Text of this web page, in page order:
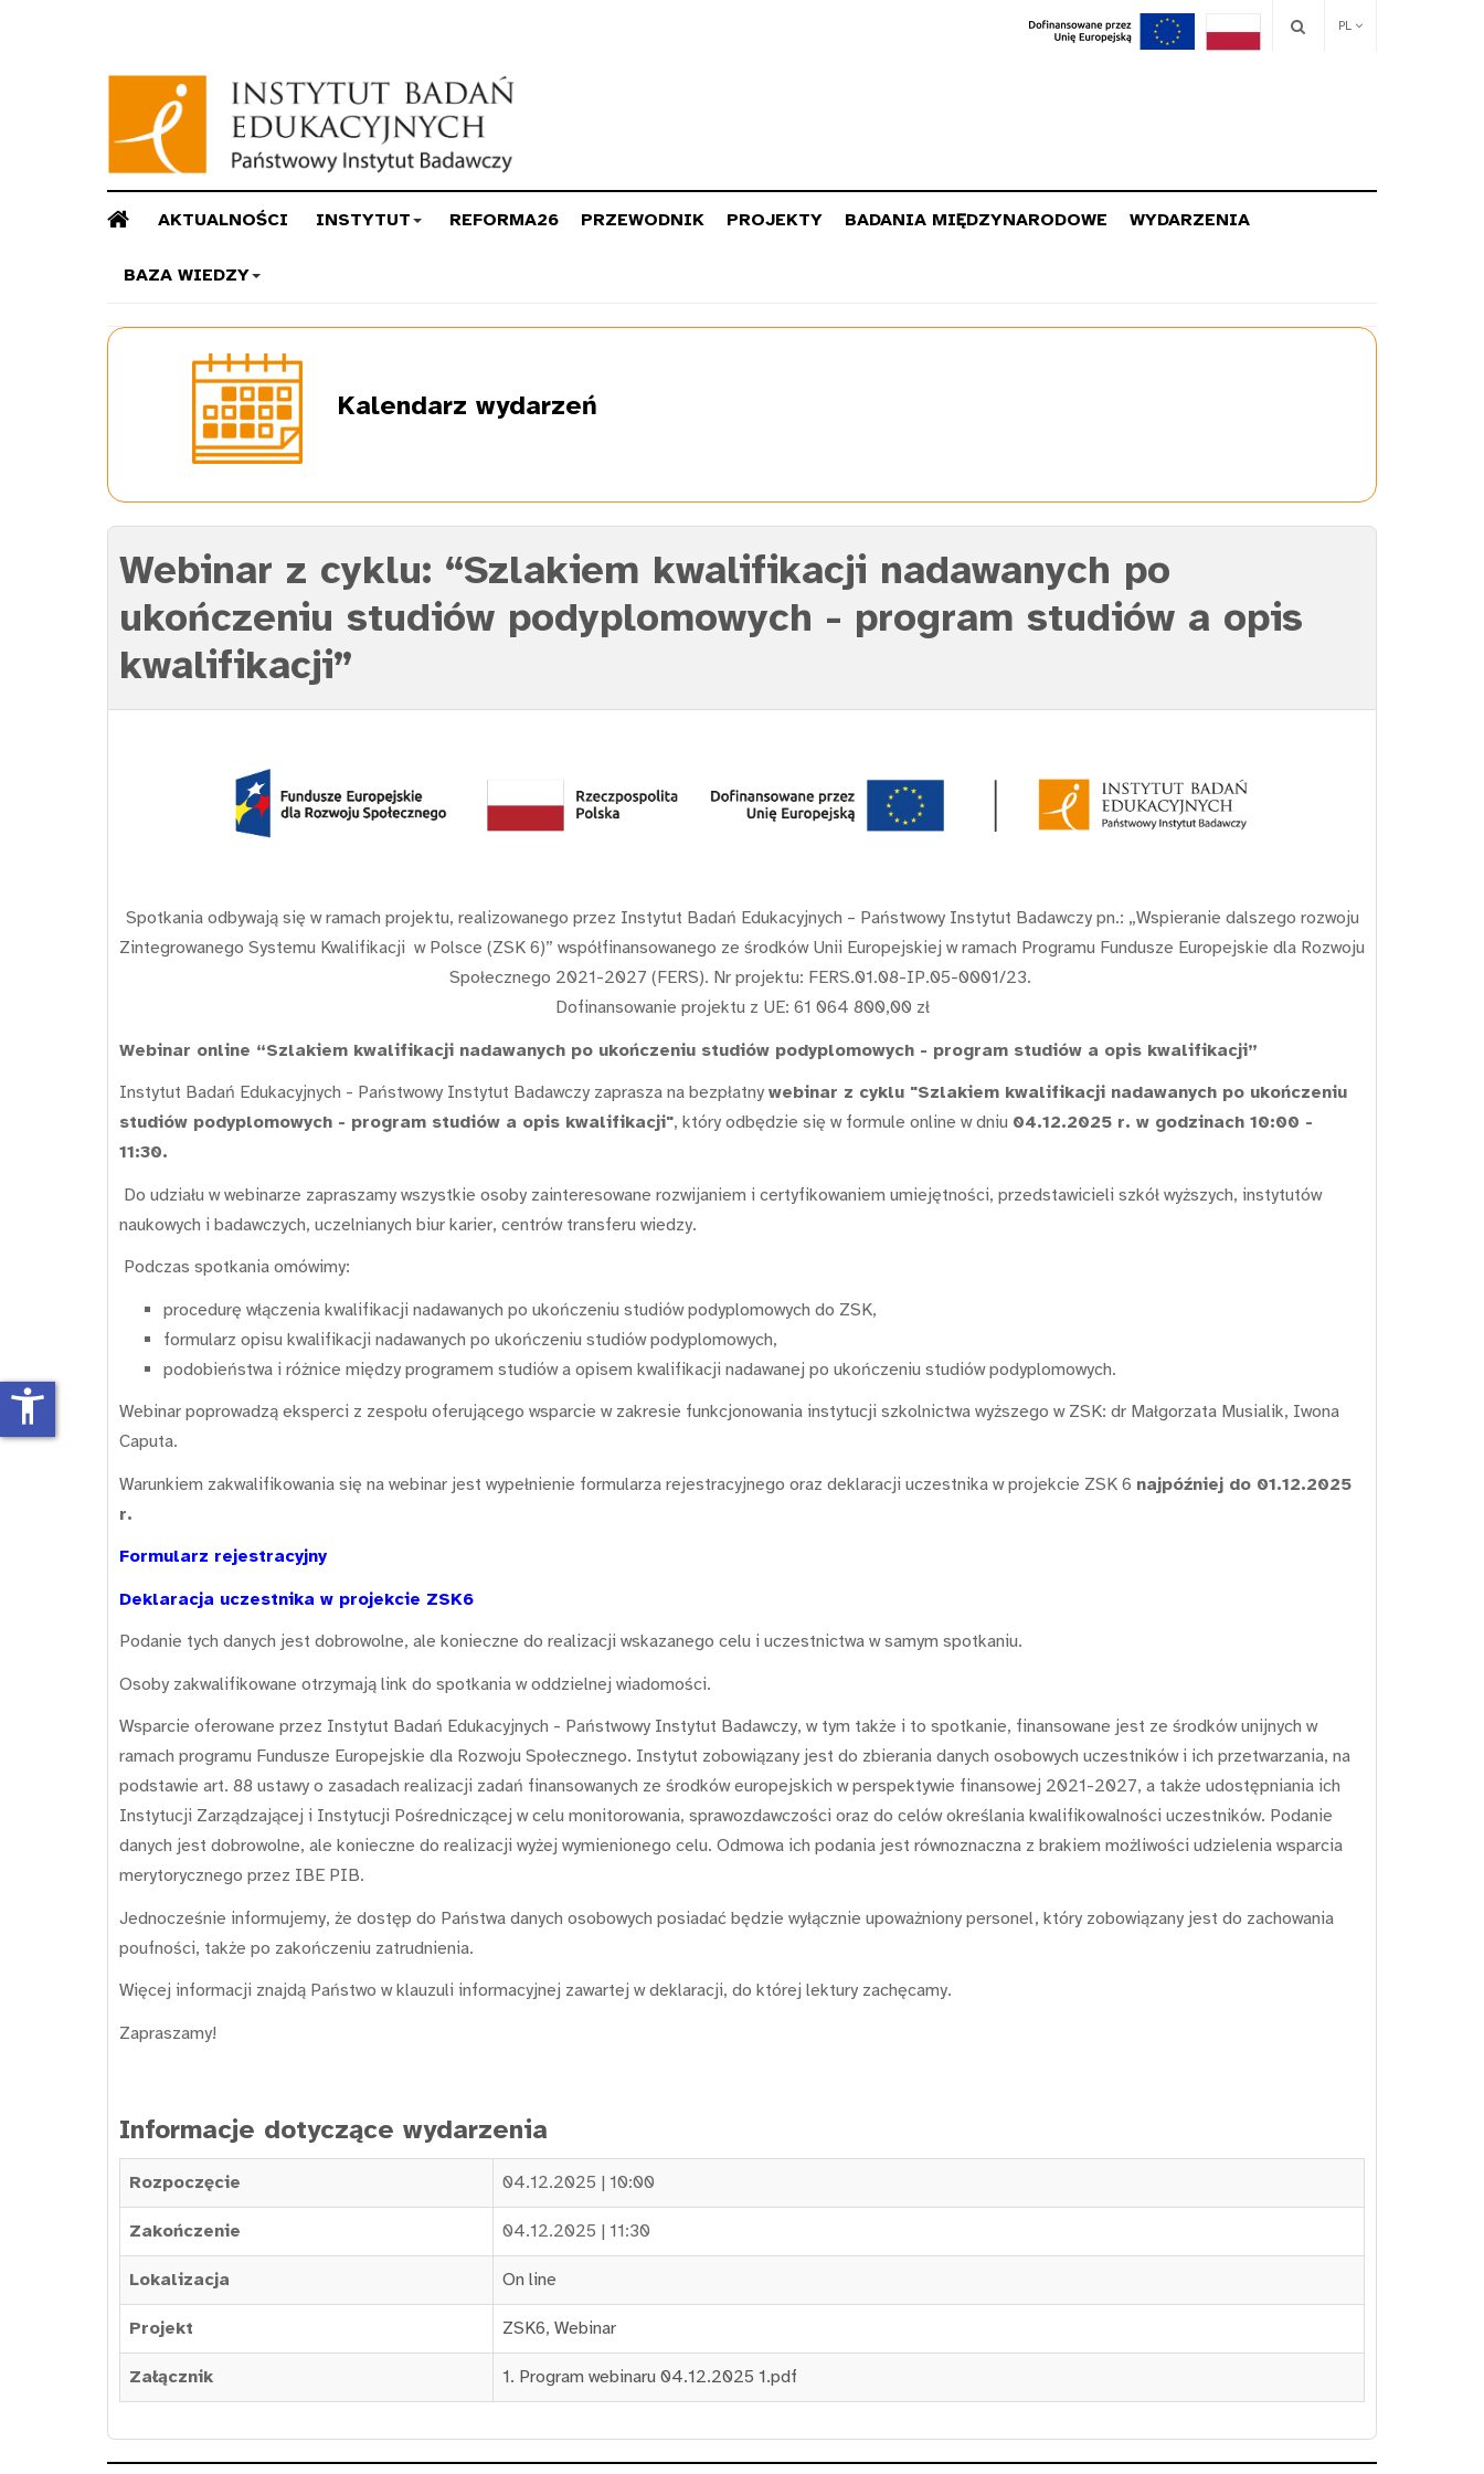
PL
AKTUALNOŚCI INSTYTUT REFORMA26 PRZEWODNIK PROJEKTY BADANIA MIĘDZYNARODOWE WYDARZENIA
BAZA WIEDZY
Kalendarz wydarzeń
Webinar z cyklu: “Szlakiem kwalifikacji nadawanych po
ukończeniu studiów podyplomowych - program studiów a opis
kwalifikacji”
Spotkania odbywają się w ramach projektu, realizowanego przez Instytut Badań Edukacyjnych – Państwowy Instytut Badawczy pn.: „Wspieranie dalszego rozwoju
Zintegrowanego Systemu Kwalifikacji w Polsce (ZSK 6)” współfinansowanego ze środków Unii Europejskiej w ramach Programu Fundusze Europejskie dla Rozwoju
Społecznego 2021-2027 (FERS). Nr projektu: FERS.01.08-IP.05-0001/23.
Dofinansowanie projektu z UE: 61 064 800,00 zł
Webinar online “Szlakiem kwalifikacji nadawanych po ukończeniu studiów podyplomowych - program studiów a opis kwalifikacji”
Instytut Badań Edukacyjnych - Państwowy Instytut Badawczy zaprasza na bezpłatny webinar z cyklu "Szlakiem kwalifikacji nadawanych po ukończeniu
studiów podyplomowych - program studiów a opis kwalifikacji", który odbędzie się w formule online w dniu 04.12.2025 r. w godzinach 10:00 -
11:30.
Do udziału w webinarze zapraszamy wszystkie osoby zainteresowane rozwijaniem i certyfikowaniem umiejętności, przedstawicieli szkół wyższych, instytutów
naukowych i badawczych, uczelnianych biur karier, centrów transferu wiedzy.
Podczas spotkania omówimy:
procedurę włączenia kwalifikacji nadawanych po ukończeniu studiów podyplomowych do ZSK,
formularz opisu kwalifikacji nadawanych po ukończeniu studiów podyplomowych,
podobieństwa i różnice między programem studiów a opisem kwalifikacji nadawanej po ukończeniu studiów podyplomowych.
Webinar poprowadzą eksperci z zespołu oferującego wsparcie w zakresie funkcjonowania instytucji szkolnictwa wyższego w ZSK: dr Małgorzata Musialik, Iwona
Caputa.
Warunkiem zakwalifikowania się na webinar jest wypełnienie formularza rejestracyjnego oraz deklaracji uczestnika w projekcie ZSK 6 najpóźniej do 01.12.2025
r.
Formularz rejestracyjny
Deklaracja uczestnika w projekcie ZSK6
Podanie tych danych jest dobrowolne, ale konieczne do realizacji wskazanego celu i uczestnictwa w samym spotkaniu.
Osoby zakwalifikowane otrzymają link do spotkania w oddzielnej wiadomości.
Wsparcie oferowane przez Instytut Badań Edukacyjnych - Państwowy Instytut Badawczy, w tym także i to spotkanie, finansowane jest ze środków unijnych w
ramach programu Fundusze Europejskie dla Rozwoju Społecznego. Instytut zobowiązany jest do zbierania danych osobowych uczestników i ich przetwarzania, na
podstawie art. 88 ustawy o zasadach realizacji zadań finansowanych ze środków europejskich w perspektywie finansowej 2021-2027, a także udostępniania ich
Instytucji Zarządzającej i Instytucji Pośredniczącej w celu monitorowania, sprawozdawczości oraz do celów określania kwalifikowalności uczestników. Podanie
danych jest dobrowolne, ale konieczne do realizacji wyżej wymienionego celu. Odmowa ich podania jest równoznaczna z brakiem możliwości udzielenia wsparcia
merytorycznego przez IBE PIB.
Jednocześnie informujemy, że dostęp do Państwa danych osobowych posiadać będzie wyłącznie upoważniony personel, który zobowiązany jest do zachowania
poufności, także po zakończeniu zatrudnienia.
Więcej informacji znajdą Państwo w klauzuli informacyjnej zawartej w deklaracji, do której lektury zachęcamy.
Zapraszamy!
Informacje dotyczące wydarzenia
Rozpoczęcie 04.12.2025 | 10:00
Zakończenie 04.12.2025 | 11:30
Lokalizacja On line
Projekt ZSK6, Webinar
Załącznik 1. Program webinaru 04.12.2025 1.pdf
accessibility_new